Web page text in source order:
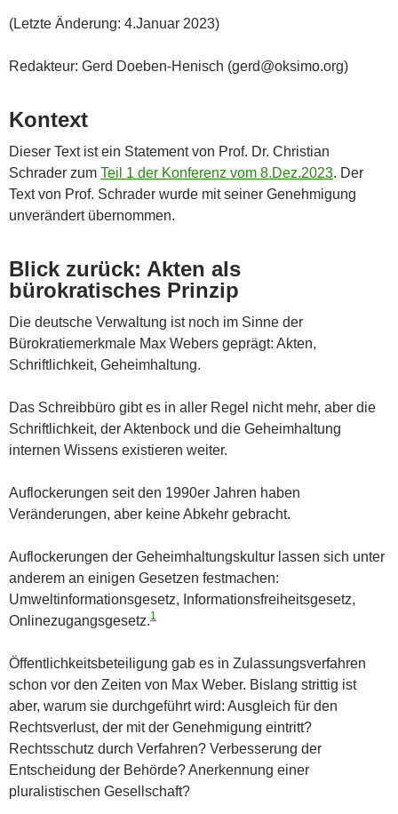
(Letzte Änderung: 4.Januar 2023)
Redakteur: Gerd Doeben-Henisch (gerd@oksimo.org)
Kontext
Dieser Text ist ein Statement von Prof. Dr. Christian
Schrader zum Teil 1 der Konferenz vom 8.Dez.2023. Der
Text von Prof. Schrader wurde mit seiner Genehmigung
unverändert übernommen.
Blick zurück: Akten als
bürokratisches Prinzip
Die deutsche Verwaltung ist noch im Sinne der
Bürokratiemerkmale Max Webers geprägt: Akten,
Schriftlichkeit, Geheimhaltung.
Das Schreibbüro gibt es in aller Regel nicht mehr, aber die
Schriftlichkeit, der Aktenbock und die Geheimhaltung
internen Wissens existieren weiter.
Auflockerungen seit den 1990er Jahren haben
Veränderungen, aber keine Abkehr gebracht.
Auflockerungen der Geheimhaltungskultur lassen sich unter
anderem an einigen Gesetzen festmachen:
Umweltinformationsgesetz, Informationsfreiheitsgesetz,
Onlinezugangsgesetz.1
Öffentlichkeitsbeteiligung gab es in Zulassungsverfahren
schon vor den Zeiten von Max Weber. Bislang strittig ist
aber, warum sie durchgeführt wird: Ausgleich für den
Rechtsverlust, der mit der Genehmigung eintritt?
Rechtsschutz durch Verfahren? Verbesserung der
Entscheidung der Behörde? Anerkennung einer
pluralistischen Gesellschaft?